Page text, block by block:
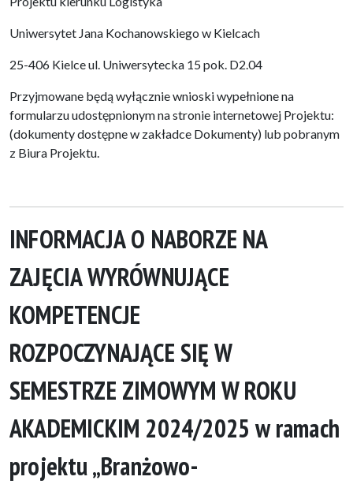
Uniwersytet Jana Kochanowskiego w Kielcach
25-406 Kielce ul. Uniwersytecka 15 pok. D2.04
Przyjmowane będą wyłącznie wnioski wypełnione na
formularzu udostępnionym na stronie internetowej Projektu:
(dokumenty dostępne w zakładce Dokumenty) lub pobranym
z Biura Projektu.
INFORMACJA O NABORZE NA
ZAJĘCIA WYRÓWNUJĄCE
KOMPETENCJE
ROZPOCZYNAJĄCE SIĘ W
SEMESTRZE ZIMOWYM W ROKU
AKADEMICKIM 2024/2025 w ramach
projektu „Branżowo-